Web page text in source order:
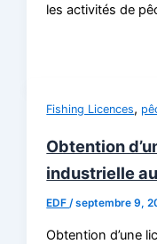
les activités de
Fishing Licences,
Obtention
industrielle
EDF/septembre 9,
Obtention d’une